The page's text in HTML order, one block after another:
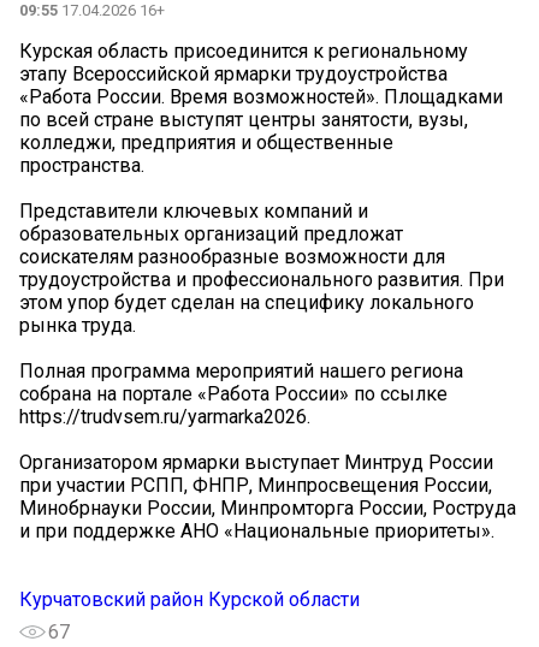
09:55 17.04.2026 16+
Курская область присоединится к региональному
этапу Всероссийской ярмарки трудоустройства
«Работа России. Время возможностей». Площадками
по всей стране выступят центры занятости, вузы,
колледжи, предприятия и общественные
пространства.
Представители ключевых компаний и
образовательных организаций предложат
соискателям разнообразные возможности для
трудоустройства и профессионального развития. При
этом упор будет сделан на специфику локального
рынка труда.
Полная программа мероприятий нашего региона
собрана на портале «Работа России» по ссылке
https://trudvsem.ru/yarmarka2026.
Организатором ярмарки выступает Минтруд России
при участии РСПП, ФНПР, Минпросвещения России,
Минобрнауки России, Минпромторга России, Роструда
и при поддержке АНО «Национальные приоритеты».
Курчатовский район Курской области
67